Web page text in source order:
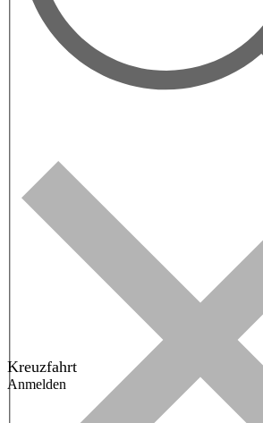
Kreuzfahrt
Anmelden